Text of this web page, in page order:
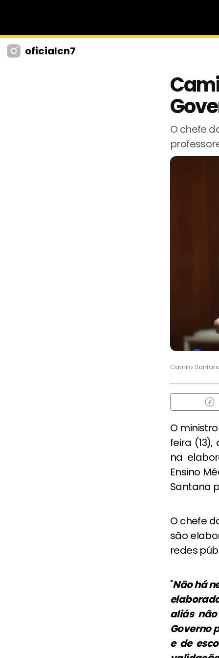
oficialcn7
O chefe
Camilo
O
feira
na
Ensino
Santana
O chefe
são
redes
"Não há
aliás
Governo
e de